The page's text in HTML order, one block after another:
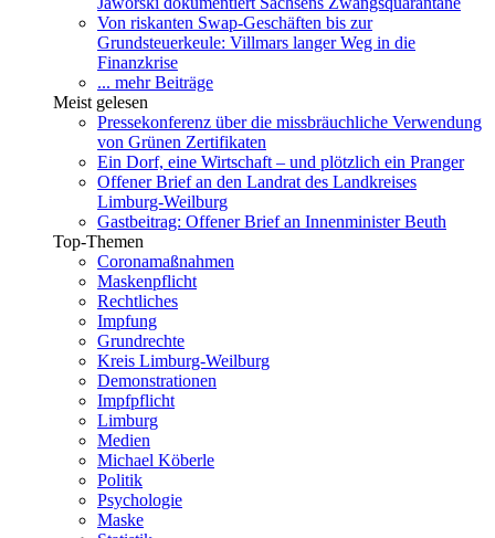
Von riskanten Swap-Geschäften bis zur
Grundsteuerkeule: Villmars langer Weg in die
Finanzkrise
... mehr Beiträge
Meist gelesen
Pressekonferenz über die missbräuchliche Verwendung
von Grünen Zertifikaten
Ein Dorf, eine Wirtschaft – und plötzlich ein Pranger
Offener Brief an den Landrat des Landkreises
Limburg-Weilburg
Gastbeitrag: Offener Brief an Innenminister Beuth
Top-Themen
Coronamaßnahmen
Maskenpflicht
Rechtliches
Impfung
Grundrechte
Kreis Limburg-Weilburg
Demonstrationen
Impfpflicht
Limburg
Medien
Michael Köberle
Politik
Psychologie
Maske